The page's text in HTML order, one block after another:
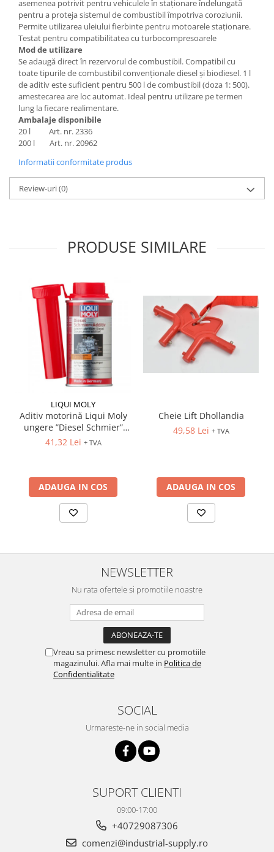
asemenea potrivit pentru vehiculele în staționare îndelungată
pentru a proteja sistemul de combustibil împotriva coroziunii.
Permite utilizarea uleiului fierbinte pentru motoarele staționare.
Testat pentru compatibilitatea cu turbocompresoarele
Mod de utilizare
Se adaugă direct în rezervorul de combustibil. Compatibil cu
toate tipurile de combustibil convenționale diesel și biodiesel. 1 l
de aditiv este suficient pentru 500 l de combustibil (doza 1: 500).
amestecarea are loc automat. Ideal pentru utilizare pe termen
lung la fiecare realimentare.
Ambalaje disponibile
20 l Art. nr. 2336
200 l Art. nr. 20962
Informatii conformitate produs
Review-uri(0)
PRODUSE SIMILARE
LIQUI MOLY
Aditiv motorină Liqui Moly
ungere ”Diesel Schmier”
(5122) 150ml
41,32 Lei + TVA
ADAUGA IN COS
Cheie Lift Dhollandia
49,58 Lei + TVA
ADAUGA IN COS
NEWSLETTER
Nu rata ofertele si promotiile noastre
Vreau sa primesc newsletter cu promotiile
magazinului. Afla mai multe in Politica de
Confidentialitate
SOCIAL
Urmareste-ne in social media
SUPORT CLIENTI
09:00-17:00
+40729087306
comenzi@industrial-supply.ro